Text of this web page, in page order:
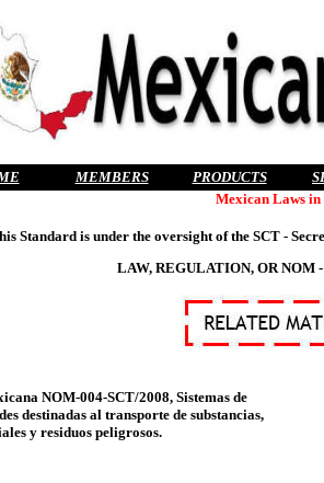
MEMBERS PRODUCTS
Mexican Laws
Standard is under the oversight of the SCT -
LAW, REGULATION, OR NOM -
NOM-004-SCT/2008, Sistemas de
destinadas al transporte de substancias,
y residuos peligrosos.